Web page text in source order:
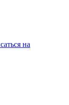
на